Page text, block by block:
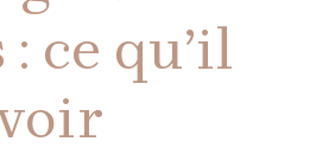
ce qu’il